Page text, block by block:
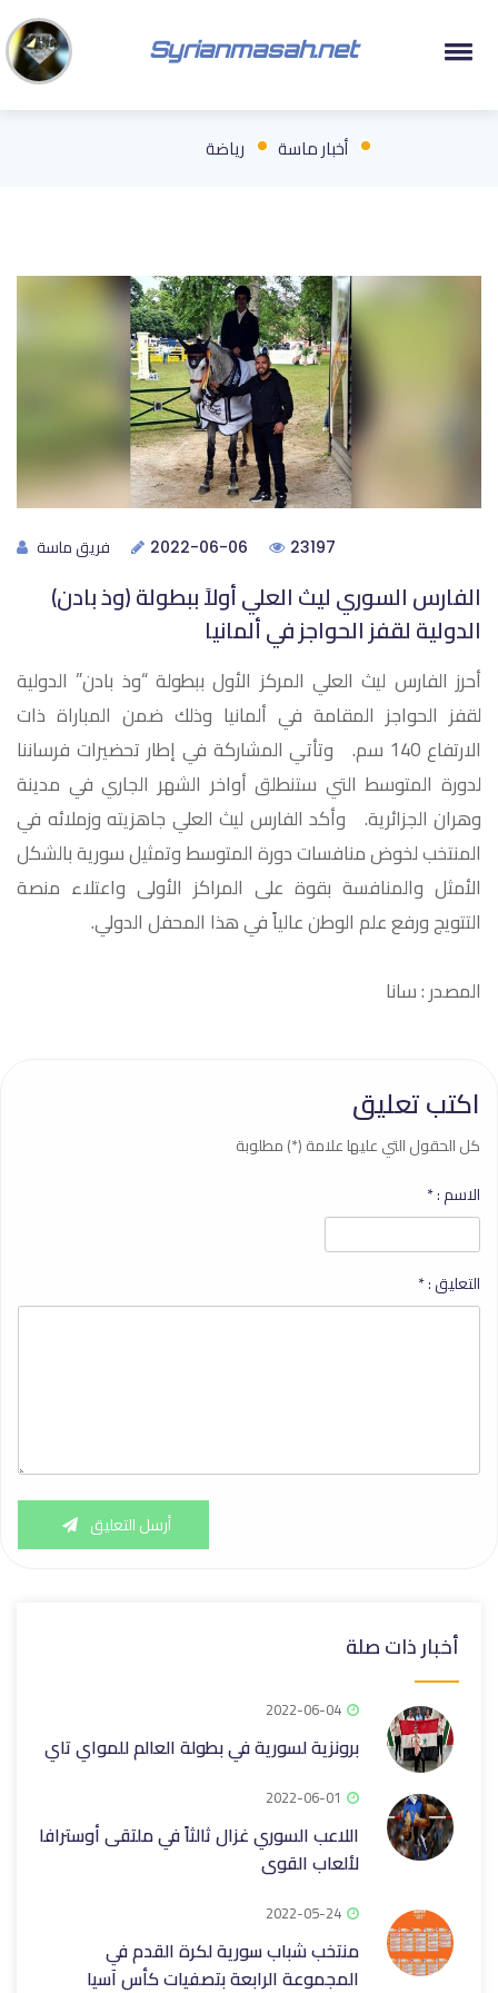
Syrianmasah.net
أخبار ماسة رياضة
فريق ماسة 2022-06-06 23197
الفارس السوري ليث العلي أولاً ببطولة (وذ بادن)
الدولية لقفز الحواجز في ألمانيا
أحرز الفارس ليث العلي المركز الأول ببطولة “وذ بادن” الدولية
لقفز الحواجز المقامة في ألمانيا وذلك ضمن المباراة ذات
الارتفاع 140 سم. وتأتي المشاركة في إطار تحضيرات فرساننا
لدورة المتوسط التي ستنطلق أواخر الشهر الجاري في مدينة
وهران الجزائرية. وأكد الفارس ليث العلي جاهزيته وزملائه في
المنتخب لخوض منافسات دورة المتوسط وتمثيل سورية بالشكل
الأمثل والمنافسة بقوة على المراكز الأولى واعتلاء منصة
التتويج ورفع علم الوطن عالياً في هذا المحفل الدولي.
المصدر : سانا
اكتب تعليق
كل الحقول التي عليها علامة (*) مطلوبة
الاسم :*
التعليق :*
أرسل التعليق
أخبار ذات صلة
2022-06-04
برونزية لسورية في بطولة العالم للمواي تاي
2022-06-01
اللاعب السوري غزال ثالثاً في ملتقى أوسترافا
لألعاب القوى
2022-05-24
منتخب شباب سورية لكرة القدم في
المجموعة الرابعة بتصفيات كأس آسيا